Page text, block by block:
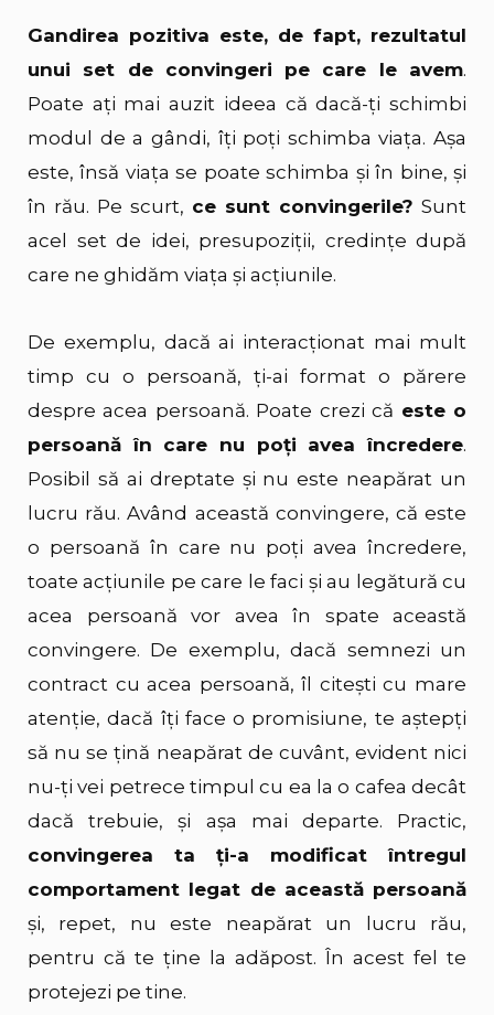
Gandirea pozitiva este, de fapt, rezultatul
unui set de convingeri pe care le avem.
Poate ați mai auzit ideea că dacă-ți schimbi
modul de a gândi, îți poți schimba viața. Așa
este, însă viața se poate schimba și în bine, și
în rău. Pe scurt, ce sunt convingerile? Sunt
acel set de idei, presupoziții, credințe după
care ne ghidăm viața și acțiunile.
De exemplu, dacă ai interacționat mai mult
timp cu o persoană, ți-ai format o părere
despre acea persoană. Poate crezi că este o
persoană în care nu poți avea încredere.
Posibil să ai dreptate și nu este neapărat un
lucru rău. Având această convingere, că este
o persoană în care nu poți avea încredere,
toate acțiunile pe care le faci și au legătură cu
acea persoană vor avea în spate această
convingere. De exemplu, dacă semnezi un
contract cu acea persoană, îl citești cu mare
atenție, dacă îți face o promisiune, te aștepți
să nu se țină neapărat de cuvânt, evident nici
nu-ți vei petrece timpul cu ea la o cafea decât
dacă trebuie, și așa mai departe. Practic,
convingerea ta ți-a modificat întregul
comportament legat de această persoană
și, repet, nu este neapărat un lucru rău,
pentru că te ține la adăpost. În acest fel te
protejezi pe tine.